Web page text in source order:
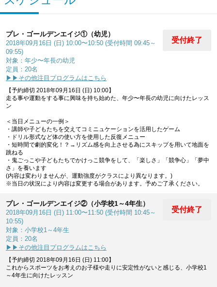
プレ・ゴールデンエイジ①（幼児）
2018年09月16日 (日) 10:00〜10:50 (受付時間 09:45～
09:55)
対象：年少〜年長の幼児
定員：20名
▶▶その他注目プログラムはこちら
受付終了
【予約締切 2018年09月16日 (日) 10:00】
走る事や運動をする事に興味を持ち始めた、年少〜年長の幼児に向けたレッス
ン
＜当日メニューの一例＞
・講師や子どもたちを交えてコミニュケーションを活用したゲーム
・ドリル形式など体の使い方を使用した反復メニュー
・短時間で劇的変化！？→リズム感を向上させる為にスキップを用いて地面を
跳ねる
・鬼ごっこや子どもたちでかけっこ競争をして、「楽しさ」「競争心」「夢中
さ」を養います
(内容は変わりませんが、運動強度がクラスにより異なります。)
※当日の状況により内容は変更する場合があります。予めご了承ください。
プレ・ゴールデンエイジ②（小学校1～4年生）
2018年09月16日 (日) 11:00〜11:50 (受付時間 10:45～
10:55)
対象：小学校1～4年生
定員：20名
▶▶その他注目プログラムはこちら
受付終了
【予約締切 2018年09月16日 (日) 11:00】
これからスポーツをお考えのお子様や走りに安定性がないと感じる、小学校1
～4年生に向けたレッスン